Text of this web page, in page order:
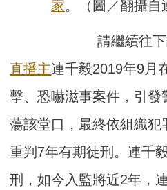
家。（圖／翻攝自
請繼續往
直播主連千毅2019年9月
擊、恐嚇滋事案件，引發
蕩該堂口，最終依組織
重判7年有期徒刑。連千
刑，如今入監將近2年，